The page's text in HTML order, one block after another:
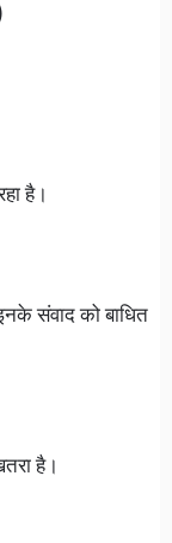
है।
संवाद को बाधित
है।